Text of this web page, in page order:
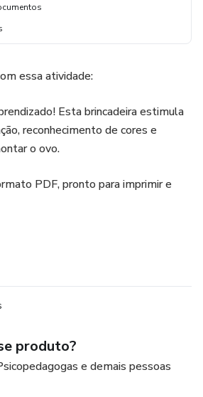
essa atividade:
Esta brincadeira estimula
reconhecimento de cores e
o ovo.
PDF, pronto para imprimir e
produto?
e demais pessoas